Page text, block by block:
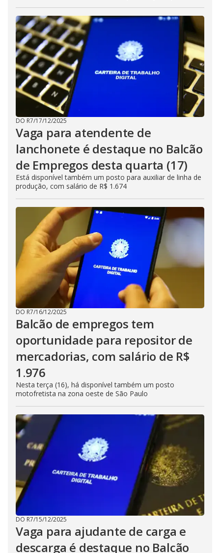
DO R7/17/12/2025
Vaga para atendente de
lanchonete é destaque no Balcão
de Empregos desta quarta (17)
Está disponível também um posto para auxiliar de linha de
produção, com salário de R$ 1.674
DO R7/16/12/2025
Balcão de empregos tem
oportunidade para repositor de
mercadorias, com salário de R$
1.976
Nesta terça (16), há disponível também um posto
motofretista na zona oeste de São Paulo
DO R7/15/12/2025
Vaga para ajudante de carga e
descarga é destaque no Balcão